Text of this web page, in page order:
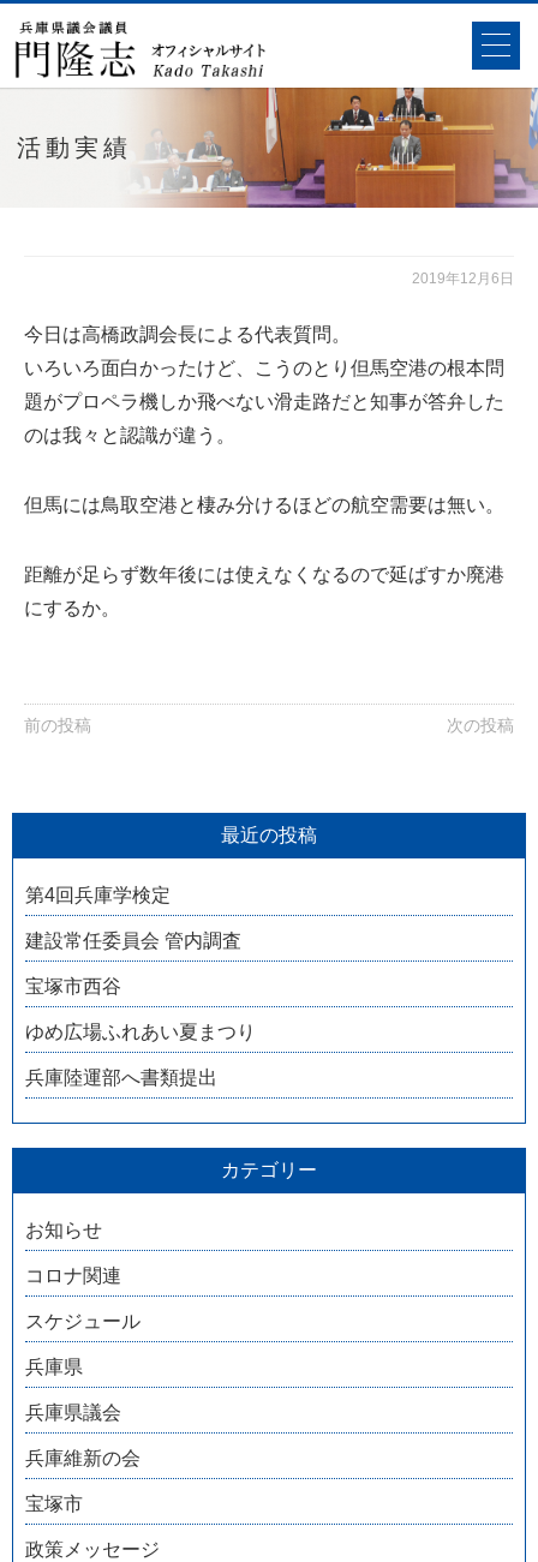
活動実績
2019年12月6日
今日は高橋政調会長による代表質問。
いろいろ面白かったけど、こうのとり但馬空港の根本問
題がプロペラ機しか飛べない滑走路だと知事が答弁した
のは我々と認識が違う。
但馬には鳥取空港と棲み分けるほどの航空需要は無い。
距離が足らず数年後には使えなくなるので延ばすか廃港
にするか。
前の投稿 次の投稿
最近の投稿
第4回兵庫学検定
建設常任委員会 管内調査
宝塚市西谷
ゆめ広場ふれあい夏まつり
兵庫陸運部へ書類提出
カテゴリー
お知らせ
コロナ関連
スケジュール
兵庫県
兵庫県議会
兵庫維新の会
宝塚市
政策メッセージ